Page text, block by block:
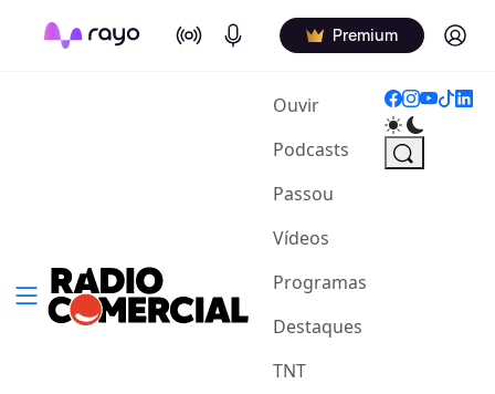
On Air Podcasts Premium Log in
Ouvir(current)
Podcasts
Passou
Vídeos
Programas
Destaques
TNT